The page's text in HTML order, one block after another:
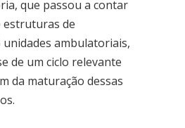
que passou a contar
estruturas de
ambulatoriais,
de um ciclo relevante
da maturação dessas